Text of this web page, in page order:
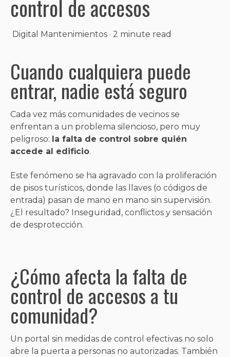
control de accesos
Digital Mantenimientos · 2 minute read
Cuando cualquiera puede
entrar, nadie está seguro
Cada vez más comunidades de vecinos se
enfrentan a un problema silencioso, pero muy
peligroso: la falta de control sobre quién
accede al edificio.
Este fenómeno se ha agravado con la proliferación
de pisos turísticos, donde las llaves (o códigos de
entrada) pasan de mano en mano sin supervisión.
¿El resultado? Inseguridad, conflictos y sensación
de desprotección.
¿Cómo afecta la falta de
control de accesos a tu
comunidad?
Un portal sin medidas de control efectivas no solo
abre la puerta a personas no autorizadas. También